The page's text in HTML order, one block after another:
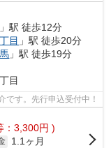
」駅 徒歩12分
目 」駅 徒歩20分
」駅 徒歩19分
目
す。先行申込受付中！
：3,300円 )
1.1ヶ月